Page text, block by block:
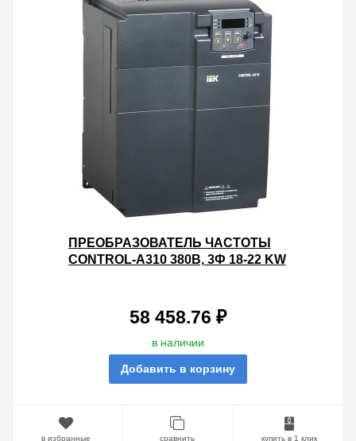
ПРЕОБРАЗОВАТЕЛЬ ЧАСТОТЫ
CONTROL-A310 380В, 3Ф 18-22 KW
58 458.76 ₽
в наличии
Добавить в корзину
в избранные сравнить купить в 1 клик